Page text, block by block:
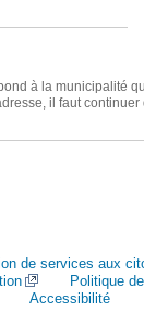
à la municipalité
il faut
de services aux
Politique
Accessibilité